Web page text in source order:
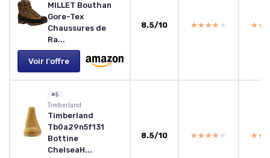
MILLET Bouthan
Gore-Tex
Chaussures de
Ra...
Voir l'offre
8.5/10 ★★★★★
★★★★★
#5
Timberland
Timberland
Tb0a29n5f131
Bottine
ChelseaH...
8.5/10 ★★★★★
★★★★★